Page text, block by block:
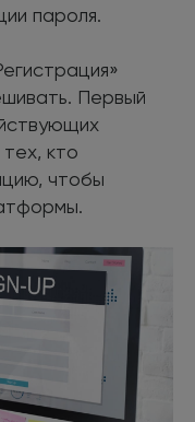
пароля.
Первый
кто
чтобы